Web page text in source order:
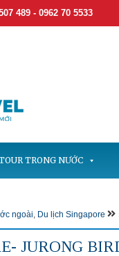
489 - 0962 70 5533
TRONG NƯỚC
ngoài, Du lịch Singapore
JURONG